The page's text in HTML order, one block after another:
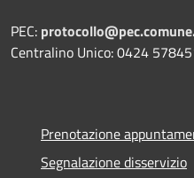
PEC:
Centralino Unico: 0424
Prenotazione
Segnalazione disservizio